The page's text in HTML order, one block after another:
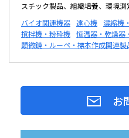
スチック製品、組織培養、環境測
バイオ関連機器 遠心機 濃縮機
撹拌機・粉砕機 恒温器・乾燥器
顕微鏡・ルーペ・標本作成関連製
お